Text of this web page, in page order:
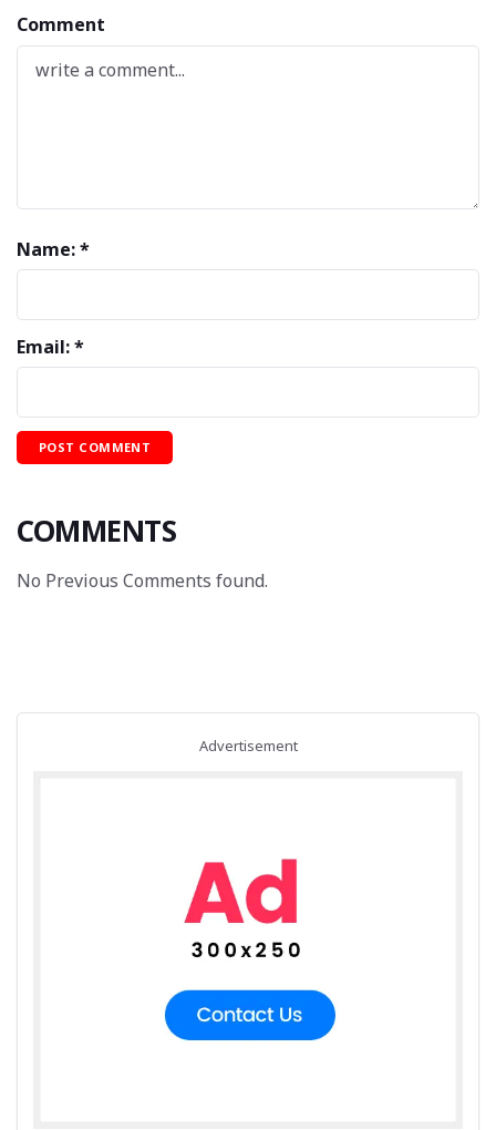
Comment
Name: *
Email: *
COMMENTS
No Previous Comments found.
Advertisement